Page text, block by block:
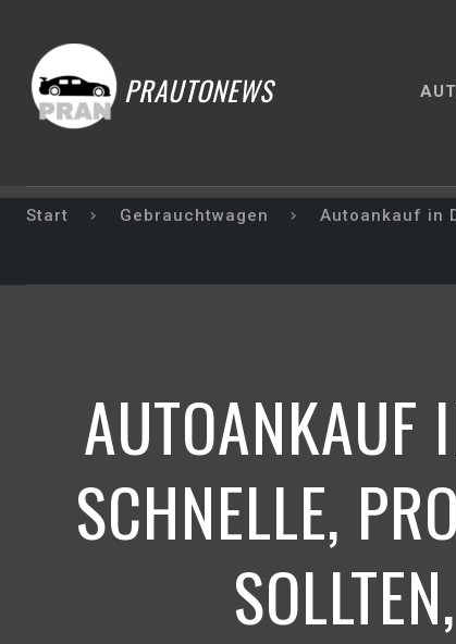
PRAUTONEWS
Start Gebrauchtwagen Autoankauf in
AUTOANKAUF
SCHNELLE,